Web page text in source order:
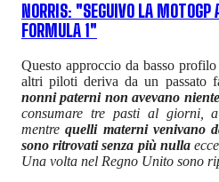
NORRIS: "SEGUIVO LA MOTOGP
FORMULA 1"
Questo approccio da basso
altri piloti deriva da un passato
nonni paterni non avevano niente
consumare tre pasti al giorni,
mentre quelli materni venivano
sono ritrovati senza più nulla
Una volta nel Regno Unito sono